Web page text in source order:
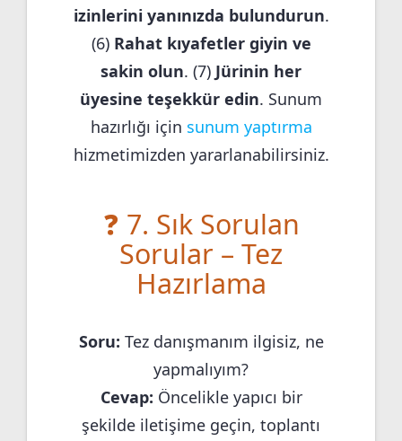
izinlerini yanınızda bulundurun.
(6) Rahat kıyafetler giyin ve
sakin olun. (7) Jürinin her
üyesine teşekkür edin. Sunum
hazırlığı için sunum yaptırma
hizmetimizden yararlanabilirsiniz.
❓ 7. Sık Sorulan
Sorular – Tez
Hazırlama
Soru: Tez danışmanım ilgisiz, ne
yapmalıyım?
Cevap: Öncelikle yapıcı bir
şekilde iletişime geçin, toplantı